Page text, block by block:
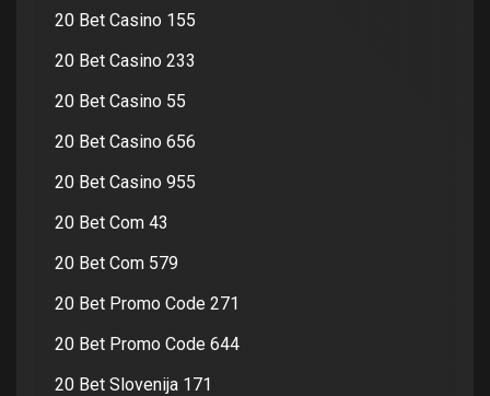
20 Bet Casino 155
20 Bet Casino 233
20 Bet Casino 55
20 Bet Casino 656
20 Bet Casino 955
20 Bet Com 43
20 Bet Com 579
20 Bet Promo Code 271
20 Bet Promo Code 644
20 Bet Slovenija 171